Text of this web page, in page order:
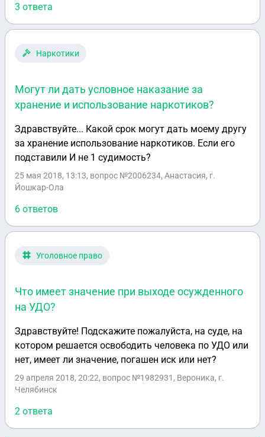
3 ответа
Наркотики
Могут ли дать условное наказание за
хранение и использование наркотиков?
Здравствуйте... Какой срок могут дать моему другу
за хранение использование наркотиков. Если его
подставили И не 1 судимость?
25 мая 2018, 13:13, вопрос №2006234, Анастасия, г.
Йошкар-Ола
6 ответов
Уголовное право
Что имеет значение при выходе осужденного
на УДО?
Здравствуйте! Подскажите пожалуйста, на суде, на
котором решается освободить человека по УДО или
нет, имеет ли значение, погашен иск или нет?
29 апреля 2018, 20:22, вопрос №1982931, Вероника, г.
Челябинск
2 ответа